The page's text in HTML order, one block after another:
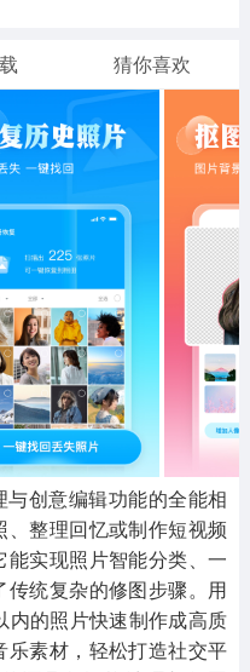
用
绝地求生
34款应用
700款应用
用
3436款应用
热点新闻
8款应用
猜你喜欢
创意编辑功能的全能相
整理回忆或制作短视频
实现照片智能分类、一
统复杂的修图步骤。用
内的照片快速制作成高质
素材，轻松打造社交平